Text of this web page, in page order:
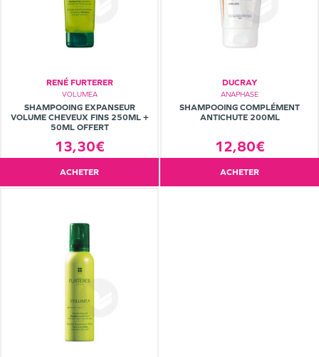
RENÉ FURTERER
VOLUMEA
SHAMPOOING EXPANSEUR
VOLUME CHEVEUX FINS 250ML +
50ML OFFERT
13,30€
ACHETER
DUCRAY
ANAPHASE
SHAMPOOING COMPLÉMENT
ANTICHUTE 200ML
12,80€
ACHETER